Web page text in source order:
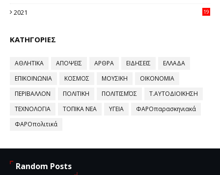
2021
19
ΚΑΤΗΓΟΡΙΕΣ
ΑΘΛΗΤΙΚΑ ΑΠΟΨΕΙΣ ΑΡΘΡΑ ΕΙΔΗΣΕΙΣ
ΕΛΛΑΔΑ
ΕΠΙΚΟΙΝΩΝΙΑ
ΚΟΣΜΟΣ ΜΟΥΣΙΚΗ
ΟΙΚΟΝΟΜΙΑ
ΠΕΡΙΒΑΛΛΟΝ
ΠΟΛΙΤΙΚΗ ΠΟΛΙΤΙΣΜΌΣ
Τ.ΑΥΤΟΔΙΟΙΚΗΣΗ
ΤΕΧΝΟΛΟΓΙΑ
ΤΟΠΙΚΑ ΝΕΑ ΥΓΕΙΑ
ΦΑΡΟπαρασκηνιακά
ΦΑΡΟπολιτικά
Random Posts